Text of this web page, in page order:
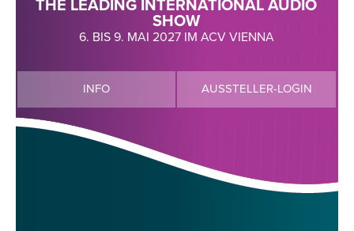
THE LEADING INTERNATIONAL AUDIO
SHOW
6. BIS 9. MAI 2027 IM ACV VIENNA
INFO AUSSTELLER-LOGIN